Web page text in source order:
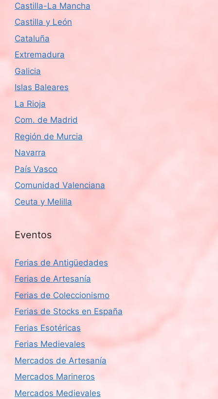
Castilla-La Mancha
Castilla y León
Cataluña
Extremadura
Galicia
Islas Baleares
La Rioja
Com. de Madrid
Región de Murcia
Navarra
País Vasco
Comunidad Valenciana
Ceuta y Melilla
Eventos
Ferias de Antigüedades
Ferias de Artesanía
Ferias de Coleccionismo
Ferias de Stocks en España
Ferias Esotéricas
Ferias Medievales
Mercados de Artesanía
Mercados Marineros
Mercados Medievales